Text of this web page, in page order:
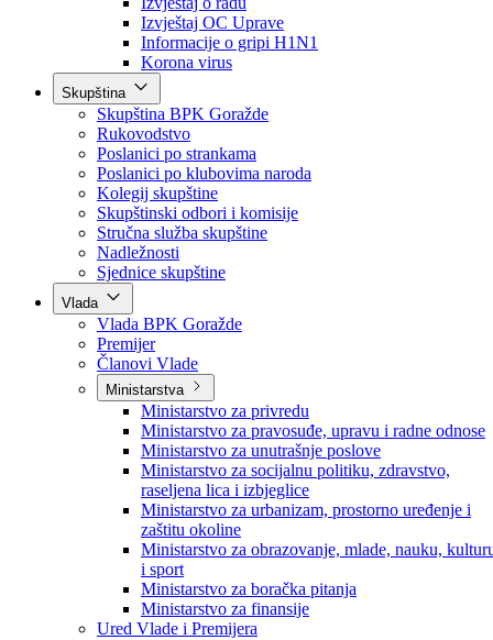
Obavještenja Vlade
Izvještajno prognozna služba Ministarstva privrede
Izvještaj o radu
Izvještaj OC Uprave
Informacije o gripi H1N1
Korona virus
Skupština
Skupština BPK Goražde
Rukovodstvo
Poslanici po strankama
Poslanici po klubovima naroda
Kolegij skupštine
Skupštinski odbori i komisije
Stručna služba skupštine
Nadležnosti
Sjednice skupštine
Vlada
Vlada BPK Goražde
Premijer
Članovi Vlade
Ministarstva
Ministarstvo za privredu
Ministarstvo za pravosuđe, upravu i radne odnose
Ministarstvo za unutrašnje poslove
Ministarstvo za socijalnu politiku, zdravstvo,
raseljena lica i izbjeglice
Ministarstvo za urbanizam, prostorno uređenje i
zaštitu okoline
Ministarstvo za obrazovanje, mlade, nauku,
i sport